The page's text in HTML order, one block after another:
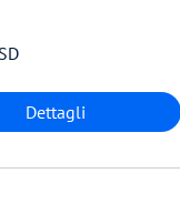
Dettagli